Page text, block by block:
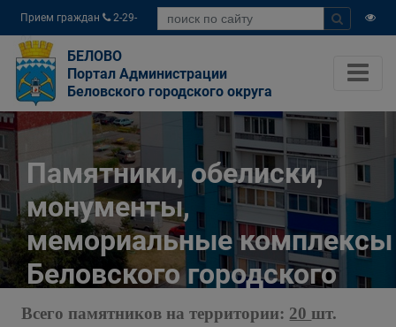
Прием граждан
2-29-
04
БЕЛОВО
Портал Администрации
Беловского городского округа
Памятники, обелиски,
монументы,
мемориальные комплексы
Беловского городского
округа
Всего памятников на территории: 20 шт.